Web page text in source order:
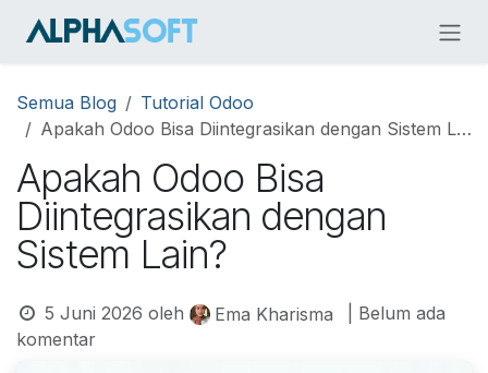
Semua Blog
Tutorial Odoo
Apakah Odoo Bisa Diintegrasikan dengan Sistem Lain?
Apakah Odoo Bisa
Diintegrasikan dengan
Sistem Lain?
5 Juni 2026 oleh Ema Kharisma
| Belum ada
komentar